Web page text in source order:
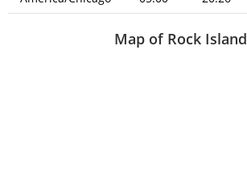
Map of Rock Island